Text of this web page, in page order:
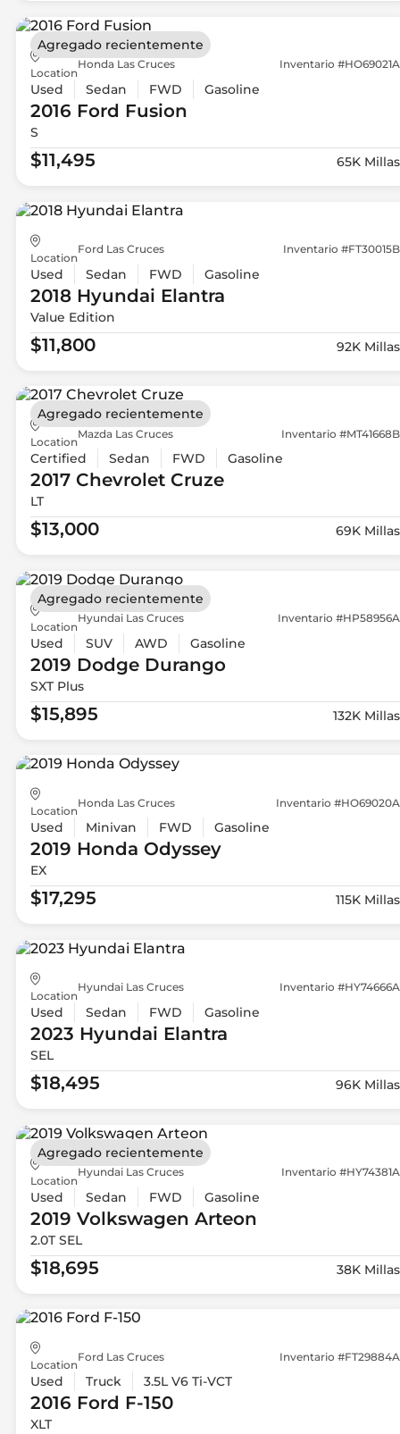
Location
Honda Las Cruces Inventario #HO69021A
Used Sedan FWD Gasoline
2016 Ford Fusion
S
$11,495 65K Millas
Agregado recientemente
Location
Ford Las Cruces Inventario #FT30015B
Used Sedan FWD Gasoline
2018 Hyundai Elantra
Value Edition
$11,800 92K Millas
Location
Mazda Las Cruces Inventario #MT41668B
Certified Sedan FWD Gasoline
2017 ChevroletCruze
LT
$13,000 69K Millas
Agregado recientemente
Location
Hyundai Las Cruces Inventario #HP58956A
Used SUV AWD Gasoline
2019 DodgeDurango
SXT Plus
$15,895 132K Millas
Agregado recientemente
Location
Honda Las Cruces Inventario #HO69020A
Used Minivan FWD Gasoline
2019 Honda Odyssey
EX
$17,295 115K Millas
Location
Hyundai Las Cruces Inventario #HY74666A
Used Sedan FWD Gasoline
2023 Hyundai Elantra
SEL
$18,495 96K Millas
Location
Hyundai Las Cruces Inventario #HY74381A
Used Sedan FWD Gasoline
2019 Volkswagen Arteon
2.0T SEL
$18,695 38K Millas
Agregado recientemente
Location
Ford Las Cruces Inventario #FT29884A
Used Truck 3.5L V6 Ti-VCT
2016 Ford F-150
XLT